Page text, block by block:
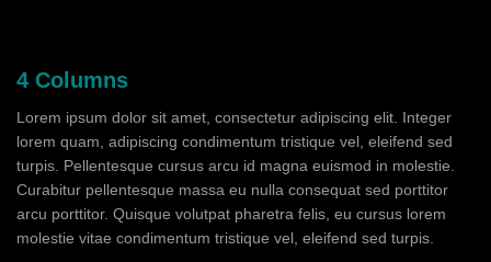
4 Columns
Lorem ipsum dolor sit amet, consectetur adipiscing elit. Integer
lorem quam, adipiscing condimentum tristique vel, eleifend sed
turpis. Pellentesque cursus arcu id magna euismod in molestie.
Curabitur pellentesque massa eu nulla consequat sed porttitor
arcu porttitor. Quisque volutpat pharetra felis, eu cursus lorem
molestie vitae condimentum tristique vel, eleifend sed turpis.